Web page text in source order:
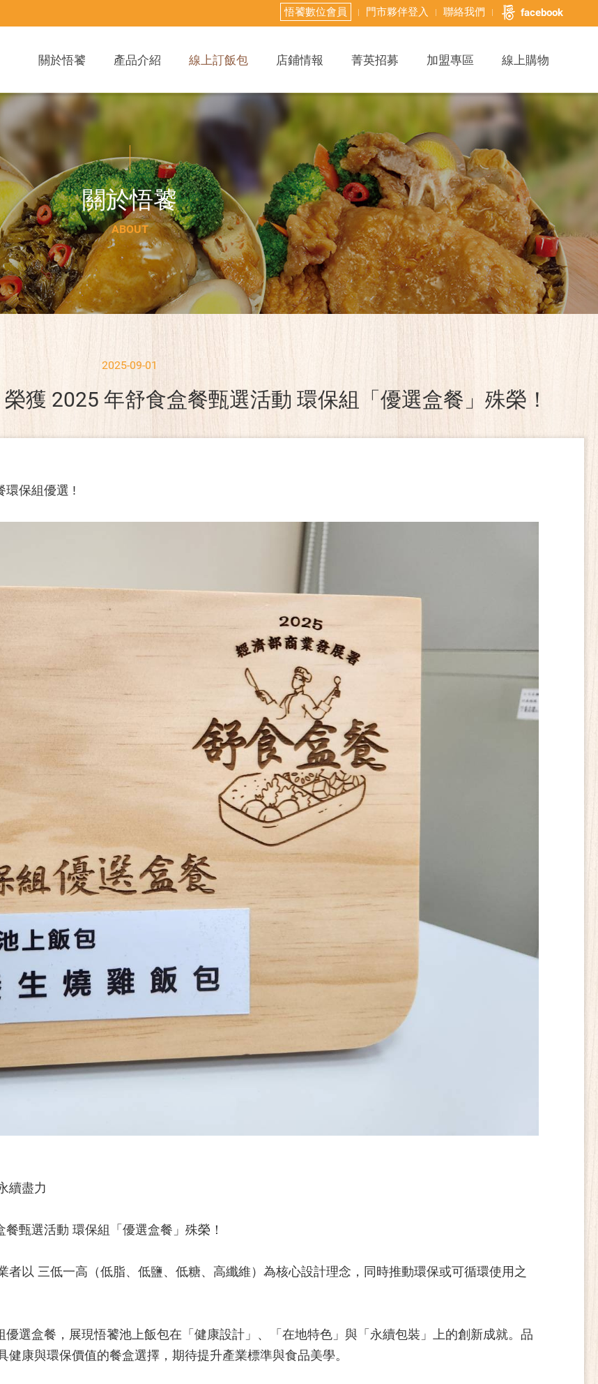
悟饕數位會員 門市夥伴登入 聯絡我們 facebook
關於悟饕 產品介紹 線上訂飯包 店鋪情報 菁英招募 加盟專區 線上購物
關於悟饕
ABOUT
2025-09-01
獲 2025 年舒食盒餐甄選活動 環保組「優選盒餐」殊榮！
環保組優選 !
續盡力
甄選活動 環保組「優選盒餐」殊榮！
以 三低一高（低脂、低鹽、低糖、高纖維）為核心設計理念，同時推動環保或可循環使用之
優選盒餐，展現悟饕池上飯包在「健康設計」、「在地特色」與「永續包裝」上的創新成就。品
康與環保價值的餐盒選擇，期待提升產業標準與食品美學。